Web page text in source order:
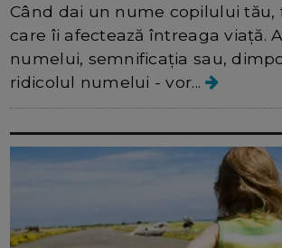
Când dai un nume copilului tău,
care îi afectează întreaga viață.
numelui, semnificația sau,
ridicolul numelui - vor...